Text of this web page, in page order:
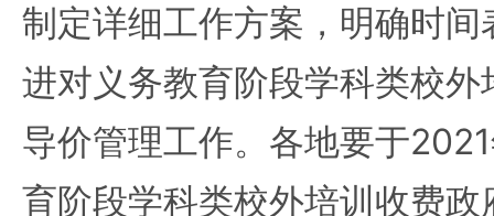
制定详细工作方案，明确时
进对义务教育阶段学科类校
导价管理工作。各地要于
育阶段学科类校外培训收费